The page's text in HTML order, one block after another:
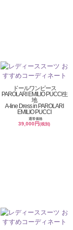
ドールワンピース
PAROLARI EMILIO PUCCI生
地
A-line Dress in PAROLARI
EMILIO PUCCI
通常価格
39,000円(税別)